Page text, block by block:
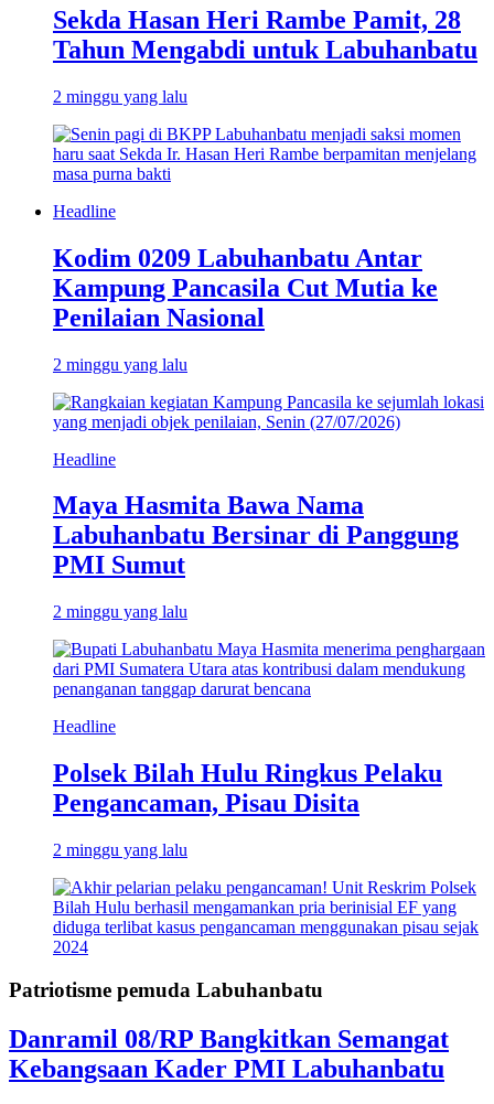
Sekda Hasan Heri Rambe Pamit, 28
Tahun Mengabdi untuk Labuhanbatu
2 minggu yang lalu
Headline
Kodim 0209 Labuhanbatu Antar
Kampung Pancasila Cut Mutia ke
Penilaian Nasional
2 minggu yang lalu
Headline
Maya Hasmita Bawa Nama
Labuhanbatu Bersinar di Panggung
PMI Sumut
2 minggu yang lalu
Headline
Polsek Bilah Hulu Ringkus Pelaku
Pengancaman, Pisau Disita
2 minggu yang lalu
Patriotisme pemuda Labuhanbatu
Danramil 08/RP Bangkitkan Semangat
Kebangsaan Kader PMI Labuhanbatu